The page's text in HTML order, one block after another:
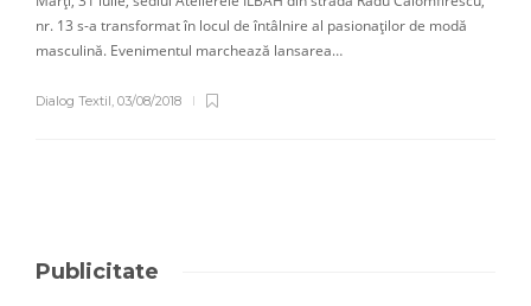
nr. 13 s-a transformat în locul de întâlnire al pasionaților de modă
masculină. Evenimentul marchează lansarea…
Dialog Textil, 03/08/2018
Publicitate